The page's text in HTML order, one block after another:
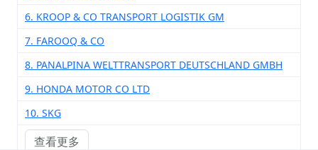
6. KROOP & CO TRANSPORT LOGISTIK GM
7. FAROOQ & CO
8. PANALPINA WELTTRANSPORT DEUTSCHLAND GMBH
9. HONDA MOTOR CO LTD
10. SKG
查看更多